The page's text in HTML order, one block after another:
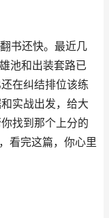
书还快。最近几
池和出装套路已
在纠结排位该练
实战出发，给大
找到那个上分的
看完这篇，你心里